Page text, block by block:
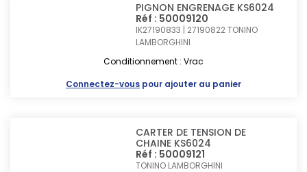
PIGNON ENGRENAGE KS6024
Réf : 50009120
IK27190833 | 27190822TONINO
LAMBORGHINI
Conditionnement : Vrac
Connectez-vous pour ajouter au panier
CARTER DE TENSION DE
CHAINE KS6024
Réf : 50009121
TONINO LAMBORGHINI